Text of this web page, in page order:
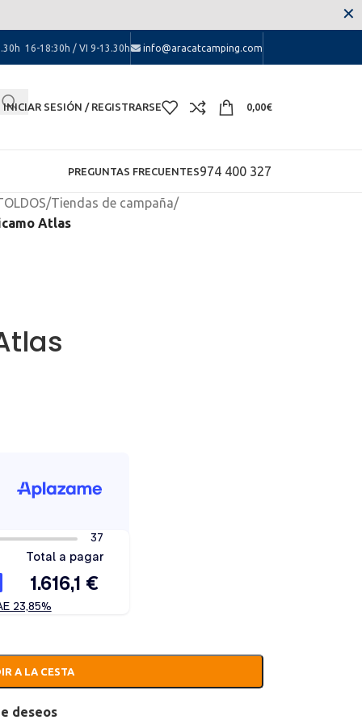
16-18:30h / VI 9-13.30h info@aracatcamping.com
INICIAR SESIÓN / REGISTRARSE 0,00€
PREGUNTAS FRECUENTES974 400 327
✕
/Tiendas de campaña/
Atlas
A LA CESTA
deseos